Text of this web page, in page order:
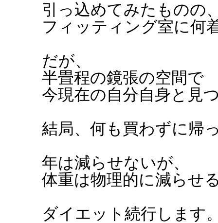
引っ込めてみたものの
フィッティング室に何
だが、
半畳程の鏡張の空間で
今現在の自分自身と見
結局、何も買わずに帰
年は減らせないが、
体重は物理的に減ら
ダイエット続行します